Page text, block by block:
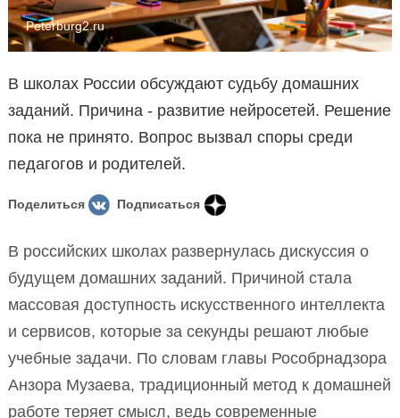
Peterburg2.ru
В школах России обсуждают судьбу домашних
заданий. Причина - развитие нейросетей. Решение
пока не принято. Вопрос вызвал споры среди
педагогов и родителей.
Поделиться Подписаться
В российских школах развернулась дискуссия о
будущем домашних заданий. Причиной стала
массовая доступность искусственного интеллекта
и сервисов, которые за секунды решают любые
учебные задачи. По словам главы Рособрнадзора
Анзора Музаева, традиционный метод к домашней
работе теряет смысл, ведь современные